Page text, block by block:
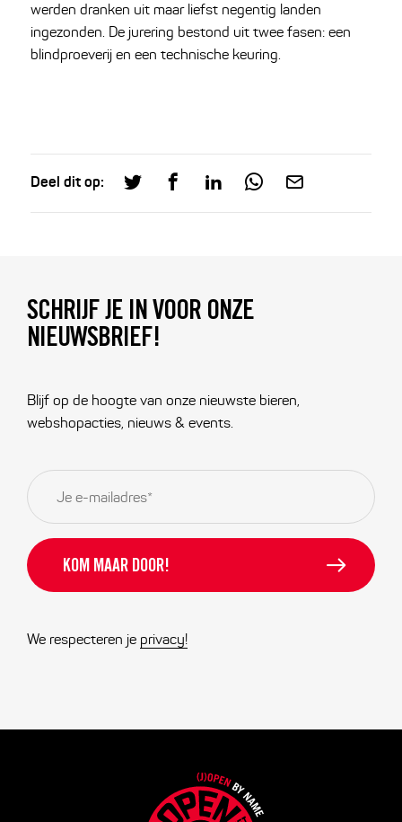
werden dranken uit maar liefst negentig landen
ingezonden. De jurering bestond uit twee fasen: een
blindproeverij en een technische keuring.
Deel dit op:
SCHRIJF JE IN VOOR ONZE
NIEUWSBRIEF!
Blijf op de hoogte van onze nieuwste bieren,
webshopacties, nieuws & events.
E-
mailadres *
We respecteren je privacy!